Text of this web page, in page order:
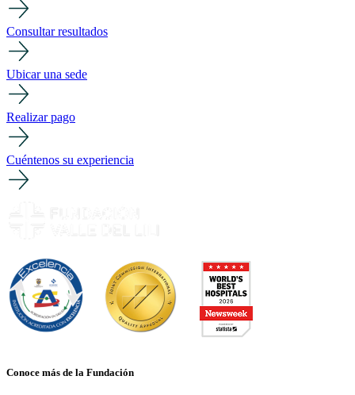
Consultar resultados
Ubicar una sede
Realizar pago
Cuéntenos su experiencia
Conoce más de la Fundación